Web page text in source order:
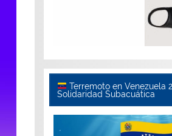
Terremoto en Venezuela
Solidaridad Subacuática